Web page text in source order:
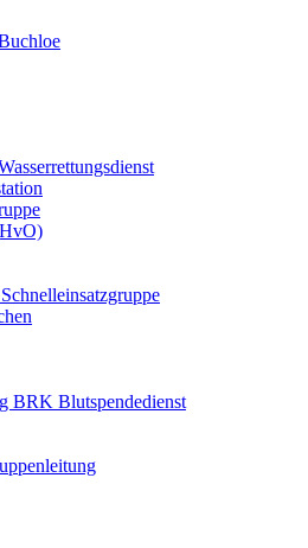
BRK Blutspendedienst